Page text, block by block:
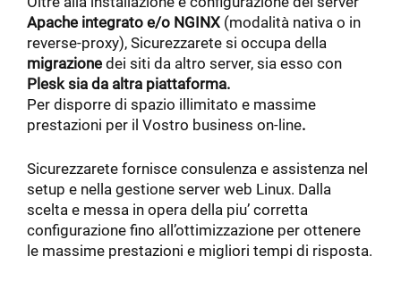
Apache integrato e/o NGINX (modalità nativa o in
reverse-proxy), Sicurezzarete si occupa della
migrazione dei siti da altro server, sia esso con
Plesk sia da altra piattaforma.
Per disporre di spazio illimitato e massime
prestazioni per il Vostro business on-line.
Sicurezzarete fornisce consulenza e assistenza nel
setup e nella gestione server web Linux. Dalla
scelta e messa in opera della piu’ corretta
configurazione fino all’ottimizzazione per ottenere
le massime prestazioni e migliori tempi di risposta.